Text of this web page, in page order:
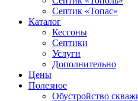
Септик «Топас»
Каталог
Кессоны
Септики
Услуги
Дополнительно
Цены
Полезное
Обустройство